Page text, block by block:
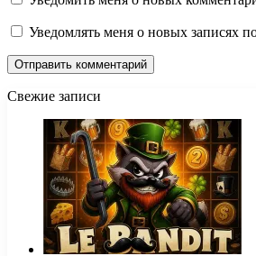
Уведомлять меня о новых записях
Свежие записи